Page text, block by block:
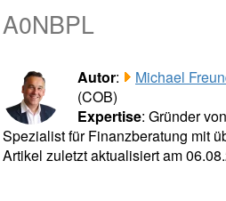
A0NBPL
Autor: Michael
(COB)
Expertise: Gründer
Spezialist für Finanzberatung mit
Artikel zuletzt aktualisiert am